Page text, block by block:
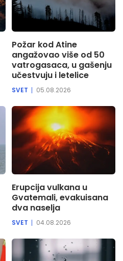
Požar kod Atine
angažovao više od 50
vatrogasaca, u gašenju
učestvuju i letelice
SVET 05.08.2026
Erupcija vulkana u
Gvatemali, evakuisana
dva naselja
SVET 04.08.2026